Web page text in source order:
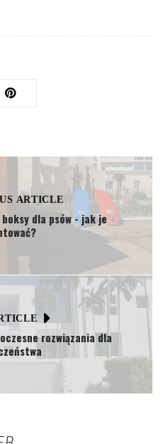
ARTICLE
dla psów - jak je
rozwiązania dla